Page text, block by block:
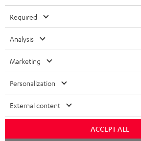
LAUTSPRECHER
ULTIMA-SERIE
IN-EAR-KOPFHÖRER
FANSHOP
NEUHEITEN
DEINE VORTEILE BEI TEUFEL
TEUFEL STORY
UNSER MANAGEMENT
NACHHALTIGKEIT
UNSERE WERTE
POLEN
SPANIEN
USA
Fotos abgebildete Zubehör ist nicht im
©2026 Lautsprecher Teufel GmbH - All rights
Impressum AGB Datenschutz Daten-
Required
Analysis
Marketing
Personalization
External content
ACCEPT ALL